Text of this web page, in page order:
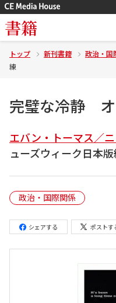
書籍
トップ 新刊書籍 政治・国
練
完璧な冷静
エバン・トーマス／
ューズウィーク日本
政治・国際関係
シェアする ポストす